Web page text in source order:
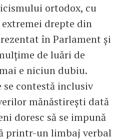
ortodox, cu
drepte din
în Parlament și
de luări de
e niciun dubiu.
contestă inclusiv
mănăstirești dată
doresc să se impună
printr-un limbaj verbal